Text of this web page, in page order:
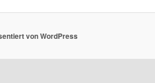
von WordPress